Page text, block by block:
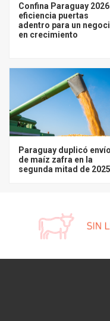
Confina Paraguay
eficiencia puertas
adentro para un
en crecimiento
Paraguay duplicó
de maíz zafra en la
segunda mitad de 2025